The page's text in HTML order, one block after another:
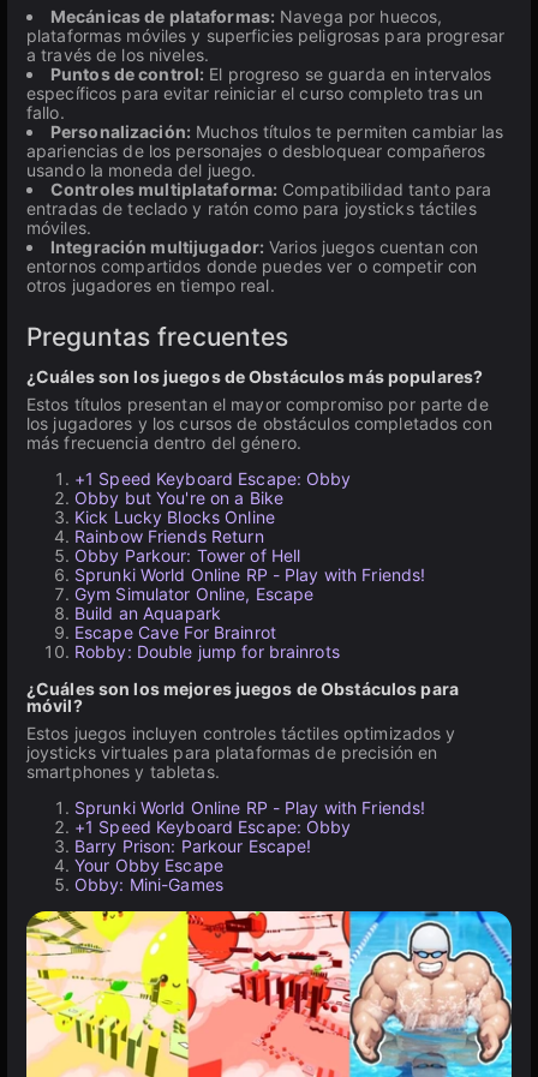
Mecánicas de plataformas: Navega por huecos,
plataformas móviles y superficies peligrosas para progresar
a través de los niveles.
Puntos de control: El progreso se guarda en intervalos
específicos para evitar reiniciar el curso completo tras un
fallo.
Personalización: Muchos títulos te permiten cambiar las
apariencias de los personajes o desbloquear compañeros
usando la moneda del juego.
Controles multiplataforma: Compatibilidad tanto para
entradas de teclado y ratón como para joysticks táctiles
móviles.
Integración multijugador: Varios juegos cuentan con
entornos compartidos donde puedes ver o competir con
otros jugadores en tiempo real.
Preguntas frecuentes
¿Cuáles son los juegos de Obstáculos más populares?
Estos títulos presentan el mayor compromiso por parte de
los jugadores y los cursos de obstáculos completados con
más frecuencia dentro del género.
+1 Speed Keyboard Escape: Obby
Obby but You're on a Bike
Kick Lucky Blocks Online
Rainbow Friends Return
Obby Parkour: Tower of Hell
Sprunki World Online RP - Play with Friends!
Gym Simulator Online, Escape
Build an Aquapark
Escape Cave For Brainrot
Robby: Double jump for brainrots
¿Cuáles son los mejores juegos de Obstáculos para
móvil?
Estos juegos incluyen controles táctiles optimizados y
joysticks virtuales para plataformas de precisión en
smartphones y tabletas.
Sprunki World Online RP - Play with Friends!
+1 Speed Keyboard Escape: Obby
Barry Prison: Parkour Escape!
Your Obby Escape
Obby: Mini-Games